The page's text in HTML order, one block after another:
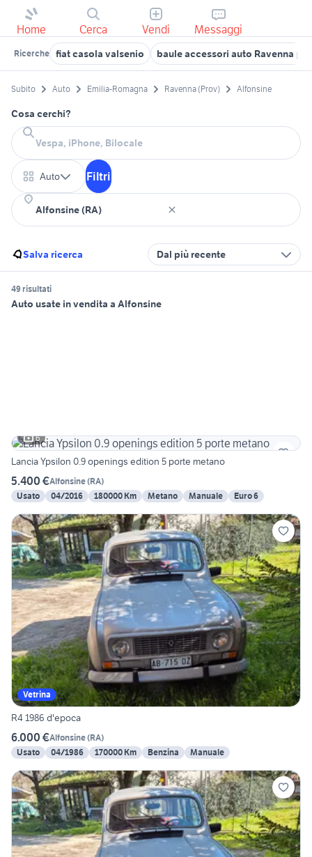
Home Cerca Vendi Messaggi
Ricerche fiat casola valsenio baule accessori auto Ravenna
Subito Auto Emilia-Romagna Ravenna (Prov) Alfonsine
Cosa cerchi?
Auto Filtri
Salva ricerca Dal più recente
49 risultati
Auto usate in vendita a Alfonsine
6
Lancia Ypsilon 0.9 openings edition 5 porte metano
5.400 €Alfonsine(RA)
Usato
04/2016 180000 Km Metano Manuale Euro 6
Vetrina
R4 1986 d'epoca
6.000 €Alfonsine(RA)
Usato
04/1986 170000 Km Benzina Manuale